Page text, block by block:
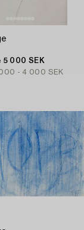
5 000 SEK
- 4 000 SEK